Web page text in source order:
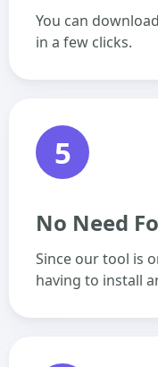
You can
in a few clicks.
5
No Need
Since our tool is
having to install